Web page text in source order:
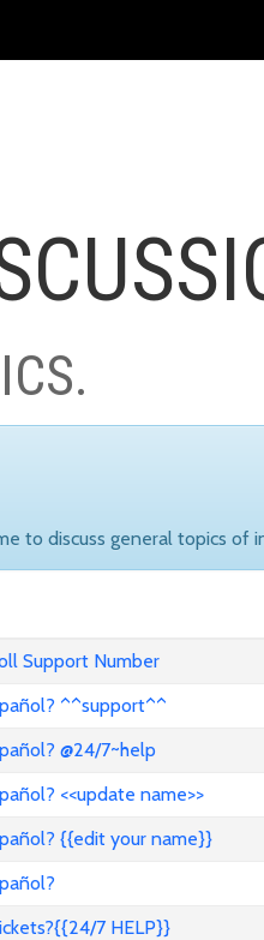
to discuss general topics of
Support Number
^^support^^
@24/7~help
<<update name>>
{{edit your name}}
7 HELP}}